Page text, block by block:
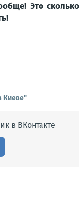
Это сколько
Киеве"
в ВКонтакте